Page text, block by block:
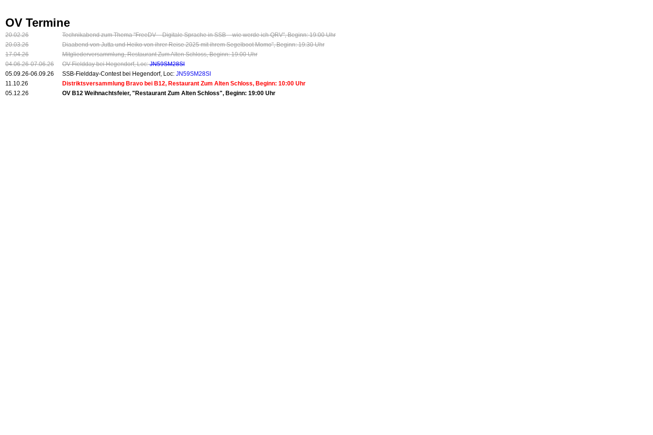
OV Termine
20.02.26
Technikabend zum Thema "FreeDV – Digitale Sprache in SSB – wie werde ich QRV", Beginn: 19:00 Uhr
20.03.26
Diaabend von Jutta und Heiko von ihrer Reise 2025 mit ihrem Segelboot Momo", Beginn: 19:30 Uhr
17.04.26
Mitgliederversammlung, Restaurant Zum Alten Schloss, Beginn: 19:00 Uhr
04.06.26-07.06.26
OV-Fieldday bei Hegendorf, Loc:JN59SM28SI
05.09.26-06.09.26
SSB-Fieldday-Contest bei Hegendorf, Loc: JN59SM28SI
11.10.26
Distriktsversammlung Bravo bei B12, Restaurant Zum Alten Schloss, Beginn: 10:00 Uhr
05.12.26
OV B12 Weihnachtsfeier, "Restaurant Zum Alten Schloss", Beginn: 19:00 Uhr